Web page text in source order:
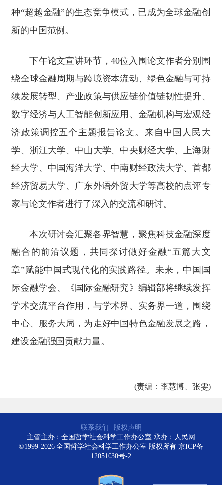
种“超越金融”的生态竞争模式，已成为全球金融创
新的中国范例。
下午论文宣讲环节，40位入围论文作者分别围
绕全球金融周期与跨境资本流动、绿色金融与可持
续发展转型、产业政策与供应链价值链韧性提升、
数字经济与人工智能创新应用、金融机构与宏观经
济政策调控五个主题报告论文。来自中国人民大
学、浙江大学、中山大学、中央财经大学、上海财
经大学、中国海洋大学、中南财经政法大学、首都
经济贸易大学、广东外语外贸大学等高校的点评专
家与论文作者进行了深入的交流和研讨。
本次研讨会汇聚各界智慧，聚焦科技金融深度
融合的前沿议题，共同探讨做好金融“五篇大文
章”赋能中国式现代化的实践路径。未来，中国国
际金融学会、《国际金融研究》编辑部将继续发挥
学术交流平台作用，与学术界、实务界一道，围绕
中心、服务大局，为走好中国特色金融发展之路，
建设金融强国贡献力量。
(责编：李慧博、张雯)
联系我们
版权声明
主管主办：全国哲学社会科学工作办公室 承办：人民网
©1999-2026 全国哲学社会科学工作办公室 版权所有 京ICP备
12051030号-2